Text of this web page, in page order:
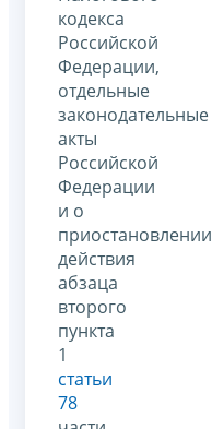
кодекса
Российской
Федерации,
отдельные
законодательные
акты
Российской
Федерации
и о
приостановлении
действия
абзаца
второго
пункта
1
статьи
78